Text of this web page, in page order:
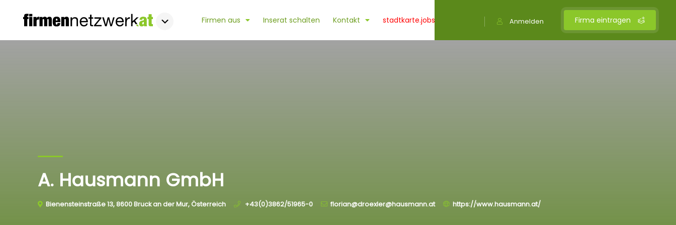
Firma eintragen
Anmelden
Firmen aus Inserat schalten Kontakt stadtkarte.jobs
A. Hausmann GmbH
Bienensteinstraße 13, 8600 Bruck an der Mur, Österreich +43(0)3862/51965-0 florian@droexler@hausmann.at https://www.hausmann.at/